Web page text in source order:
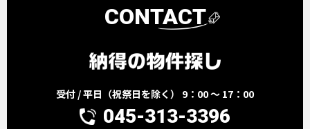
CONTACT
受付 / 平日（祝祭日を除く） 9：00 ～ 17：00
045-313-3396